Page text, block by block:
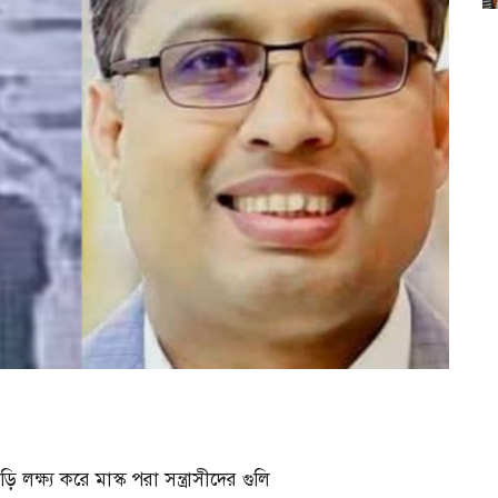
লক্ষ্য করে মাস্ক পরা সন্ত্রাসীদের গুলি